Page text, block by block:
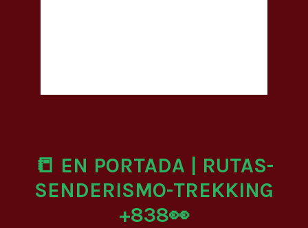
📒 EN PORTADA | RUTAS-
SENDERISMO-TREKKING
+838👀